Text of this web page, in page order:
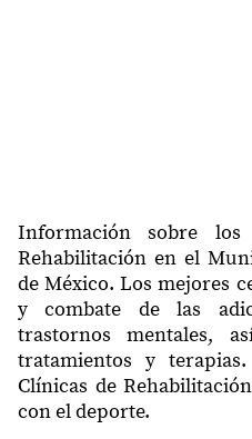
Información sobre
Rehabilitación en el
de México. Los mejores
y combate de las
trastornos mentales,
tratamientos y
Clínicas de
con el deporte.